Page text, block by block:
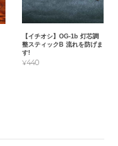
のでいつも灯して
で採った蜜蝋なの
しれませんね。お
【イチオシ】OG-1b 灯芯調
整スティックB 流れを防げま
す!
¥440